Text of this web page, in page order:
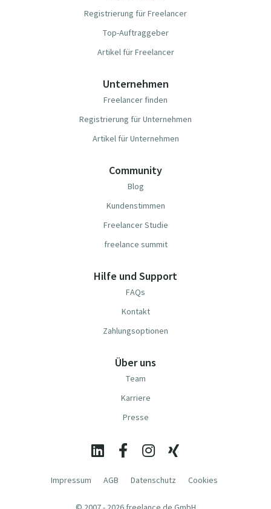
Registrierung für Freelancer
Top-Auftraggeber
Artikel für Freelancer
Unternehmen
Freelancer finden
Registrierung für Unternehmen
Artikel für Unternehmen
Community
Blog
Kundenstimmen
Freelancer Studie
freelance summit
Hilfe und Support
FAQs
Kontakt
Zahlungsoptionen
Über uns
Team
Karriere
Presse
Impressum AGB Datenschutz Cookies